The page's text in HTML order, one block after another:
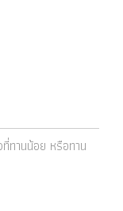
ทานน้อย หรือทาน